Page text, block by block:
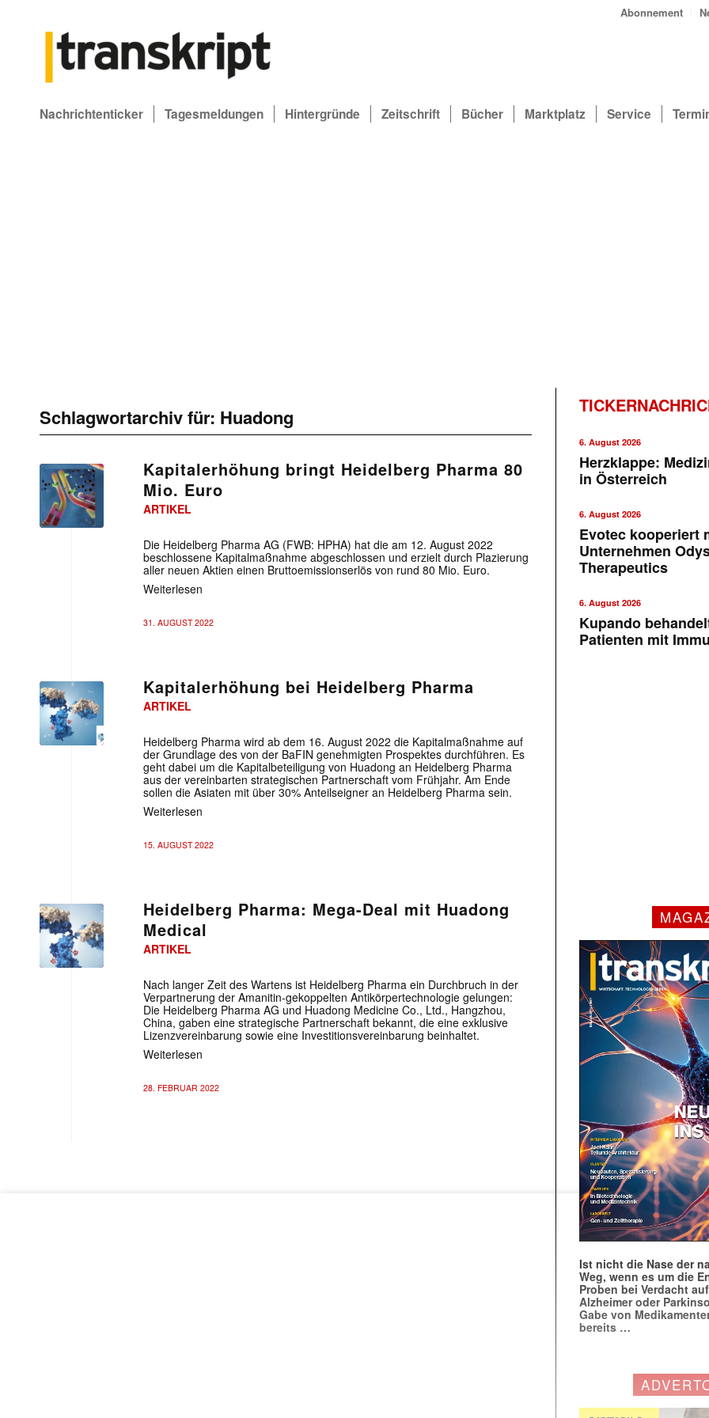
Abonnement
Nachrichtenticker Tagesmeldungen Hintergründe Zeitschrift Bücher Marktplatz Service
Schlagwortarchiv für: Huadong
Kapitalerhöhung bringt Heidelberg Pharma 80
Mio. Euro
ARTIKEL
Die Heidelberg Pharma AG (FWB: HPHA) hat die am 12. August 2022
beschlossene Kapitalmaßnahme abgeschlossen und erzielt durch Plazierung
aller neuen Aktien einen Bruttoemissionserlös von rund 80 Mio. Euro.
Weiterlesen
31. AUGUST 2022
Kapitalerhöhung bei Heidelberg Pharma
ARTIKEL
Heidelberg Pharma wird ab dem 16. August 2022 die Kapitalmaßnahme auf
der Grundlage des von der BaFIN genehmigten Prospektes durchführen. Es
geht dabei um die Kapitalbeteiligung von Huadong an Heidelberg Pharma
aus der vereinbarten strategischen Partnerschaft vom Frühjahr. Am Ende
sollen die Asiaten mit über 30% Anteilseigner an Heidelberg Pharma sein.
Weiterlesen
15. AUGUST 2022
Heidelberg Pharma: Mega-Deal mit Huadong
Medical
ARTIKEL
Nach langer Zeit des Wartens ist Heidelberg Pharma ein Durchbruch in der
Verpartnerung der Amanitin-gekoppelten Antikörpertechnologie gelungen:
Die Heidelberg Pharma AG und Huadong Medicine Co., Ltd., Hangzhou,
China, gaben eine strategische Partnerschaft bekannt, die eine exklusive
Lizenzvereinbarung sowie eine Investitionsvereinbarung beinhaltet.
Weiterlesen
28. FEBRUAR 2022
6. August 2026
Herzklappe:
in Österreich
6. August 2026
Evotec kooperiert
Unternehmen
Therapeutics
6. August 2026
Kupando
Patienten mit
Ist nicht die Nase der
Weg, wenn es um die
Proben bei Verdacht
Alzheimer oder
Gabe von
bereits …